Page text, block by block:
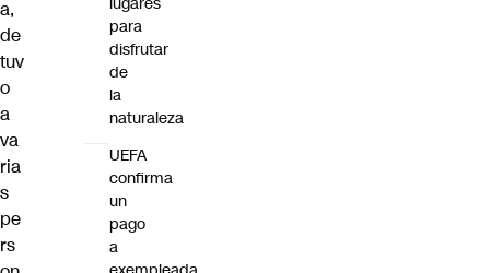
a,
de
tuv
o
a
va
ria
s
pe
rs
para
disfrutar
de
la
naturaleza
UEFA
confirma
un
pago
a